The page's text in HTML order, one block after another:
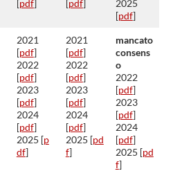
[pdf]
[pdf]
2025
[pdf]
2021
[pdf]
2022
[pdf]
2023
[pdf]
2024
[pdf]
2025 [p
df]
2021
[pdf]
2022
[pdf]
2023
[pdf]
2024
[pdf]
2025 [pd
f]
mancato
consens
o
2022
[pdf]
2023
[pdf]
2024
[pdf]
2025 [pd
f]